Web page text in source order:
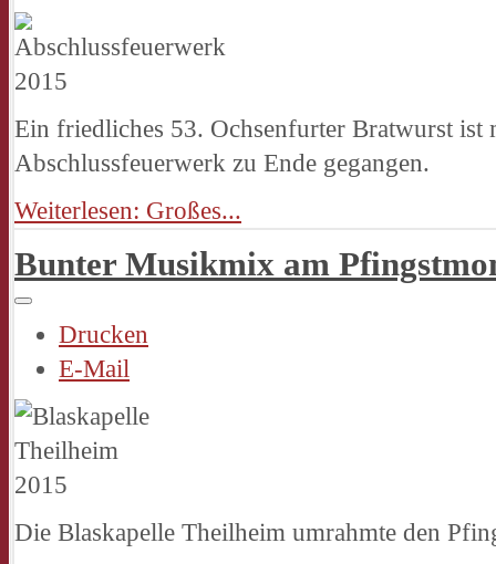
Ein friedliches 53. Ochsenfurter Bratwurst ist
Abschlussfeuerwerk zu Ende gegangen.
Weiterlesen: Großes...
Bunter Musikmix am
Drucken
E-Mail
Die Blaskapelle Theilheim umrahmte den